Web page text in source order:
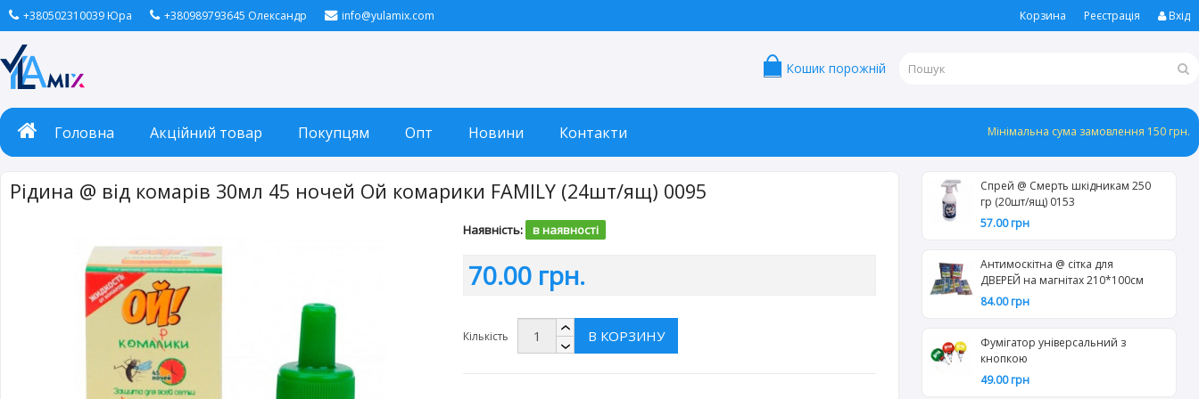
+380502310039 Юра +380989793645 Олександр info@yulamix.com Корзина Реєстрація Вхід
Кошик порожній
Головна Акційний товар Покупцям Опт Новини Контакти Мінімальна сума замовлення 150 грн.
Рідина @ від комарів 30мл 45 ночей Ой комарики FAMILY (24шт/ящ) 0095
Наявність: в наявності
70.00 грн.
Кількість В КОРЗИНУ
Спрей @ Смерть шкідникам 250
гр (20шт/ящ) 0153
57.00 грн
Антимоскітна @ сітка для
ДВЕРЕЙ на магнітах 210*100см
84.00 грн
Фумігатор універсальний з
кнопкою
49.00 грн